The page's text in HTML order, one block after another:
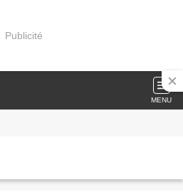
Publicité
MENU